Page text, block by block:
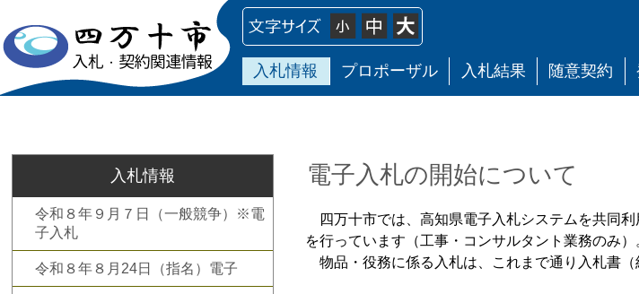
入札情報 プロポーザル 入札結果 随意契約
入札情報
令和８年９月７日（一般競争）※電
子入札
令和８年８月24日（指名）電子
電子入札の開始について
四万十市では、高知県電子入札システムを共同
を行っています（工事・コンサルタント業務のみ）
物品・役務に係る入札は、これまで通り入札書（